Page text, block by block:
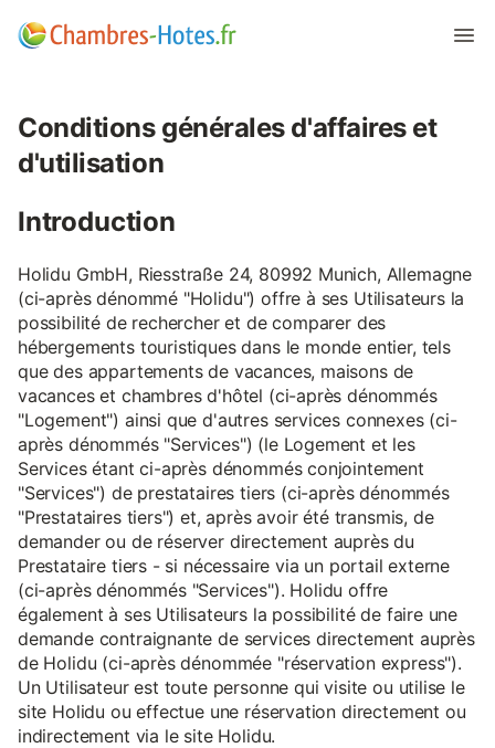
Conditions générales d'affaires et
d'utilisation
Introduction
Holidu GmbH, Riesstraße 24, 80992 Munich, Allemagne
(ci-après dénommé "Holidu") offre à ses Utilisateurs la
possibilité de rechercher et de comparer des
hébergements touristiques dans le monde entier, tels
que des appartements de vacances, maisons de
vacances et chambres d'hôtel (ci-après dénommés
"Logement") ainsi que d'autres services connexes (ci-
après dénommés "Services") (le Logement et les
Services étant ci-après dénommés conjointement
"Services") de prestataires tiers (ci-après dénommés
"Prestataires tiers") et, après avoir été transmis, de
demander ou de réserver directement auprès du
Prestataire tiers - si nécessaire via un portail externe
(ci-après dénommés "Services"). Holidu offre
également à ses Utilisateurs la possibilité de faire une
demande contraignante de services directement auprès
de Holidu (ci-après dénommée "réservation express").
Un Utilisateur est toute personne qui visite ou utilise le
site Holidu ou effectue une réservation directement ou
indirectement via le site Holidu.